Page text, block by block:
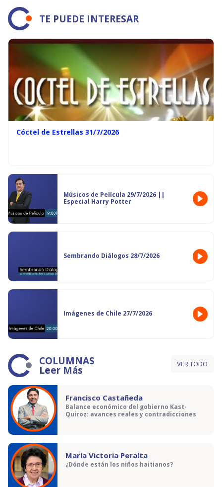
TE PUEDE INTERESAR
Cóctel de Estrellas 31/7/2026
Músicos de Película 29/7/2026 ||
Especial Harry Potter
Sembrando Diálogos 28/7/2026
Imágenes de Chile 27/7/2026
COLUMNAS
Leer Más VER TODO
Francisco Castañeda
Balance económico del gobierno Kast-
Quiroz: avances reales y contradicciones
María Victoria Peralta
¿Dónde están los niños haitianos?